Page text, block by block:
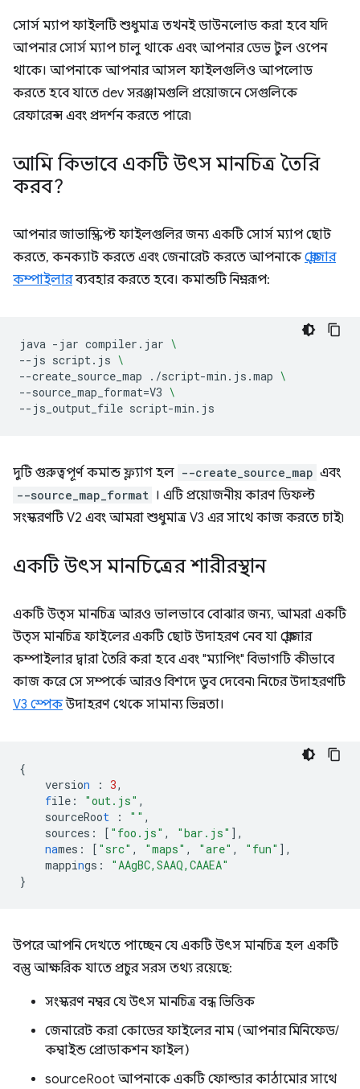
সোর্স ম্যাপ ফাইলটি শুধুমাত্র তখনই ডাউনলোড করা হবে যদি
আপনার সোর্স ম্যাপ চালু থাকে এবং আপনার ডেভ টুল ওপেন
থাকে। আপনাকে আপনার আসল ফাইলগুলিও আপলোড
করতে হবে যাতে dev সরঞ্জামগুলি প্রয়োজনে সেগুলিকে
রেফারেন্স এবং প্রদর্শন করতে পারে৷
আমি কিভাবে একটি উৎস মানচিত্র তৈরি
করব?
আপনার জাভাস্ক্রিপ্ট ফাইলগুলির জন্য একটি সোর্স ম্যাপ ছোট
করতে, কনক্যাট করতে এবং জেনারেট করতে আপনাকেক্লোজার
কম্পাইলারব্যবহার করতে হবে। কমান্ডটি নিম্নরূপ:
java -jar compiler.jar \
--js script.js \
--create_source_map
./script-min.js.map \
--source_map_format=V3 \
--js_output_file
দুটি গুরুত্বপূর্ণ কমান্ড ফ্ল্যাগ হল --create_source_map এবং
--source_map_format । এটি প্রয়োজনীয় কারণ ডিফল্ট
সংস্করণটি V2 এবং আমরা শুধুমাত্র V3 এর সাথে কাজ করতে চাই৷
একটি উৎস মানচিত্রের শারীরস্থান
একটি উত্স মানচিত্র আরও ভালভাবে বোঝার জন্য, আমরা একটি
উত্স মানচিত্র ফাইলের একটি ছোট উদাহরণ নেব যা ক্লোজার
কম্পাইলার দ্বারা তৈরি করা হবে এবং "ম্যাপিং" বিভাগটি কীভাবে
কাজ করে সে সম্পর্কে আরও বিশদে ডুব দেবেন৷ নিচের উদাহরণটি
V3 স্পেকউদাহরণ থেকে সামান্য ভিন্নতা।
{
version : 3,
file : "out.js" ,
sourceRoot : "" ,
sources : [ "foo.js" , "bar.js" ],
names : [ "src" , "maps" , "are" , "fun" ],
mappings :
"AAgBC,SAAQ,CAAEA"
}
উপরে আপনি দেখতে পাচ্ছেন যে একটি উৎস মানচিত্র হল একটি
বস্তু আক্ষরিক যাতে প্রচুর সরস তথ্য রয়েছে:
সংস্করণ নম্বর যে উৎস মানচিত্র বন্ধ ভিত্তিক
জেনারেট করা কোডের ফাইলের নাম (আপনার মিনিফেড/
কম্বাইন্ড প্রোডাকশন ফাইল)
sourceRoot আপনাকে একটি ফোল্ডার কাঠামোর সাথে